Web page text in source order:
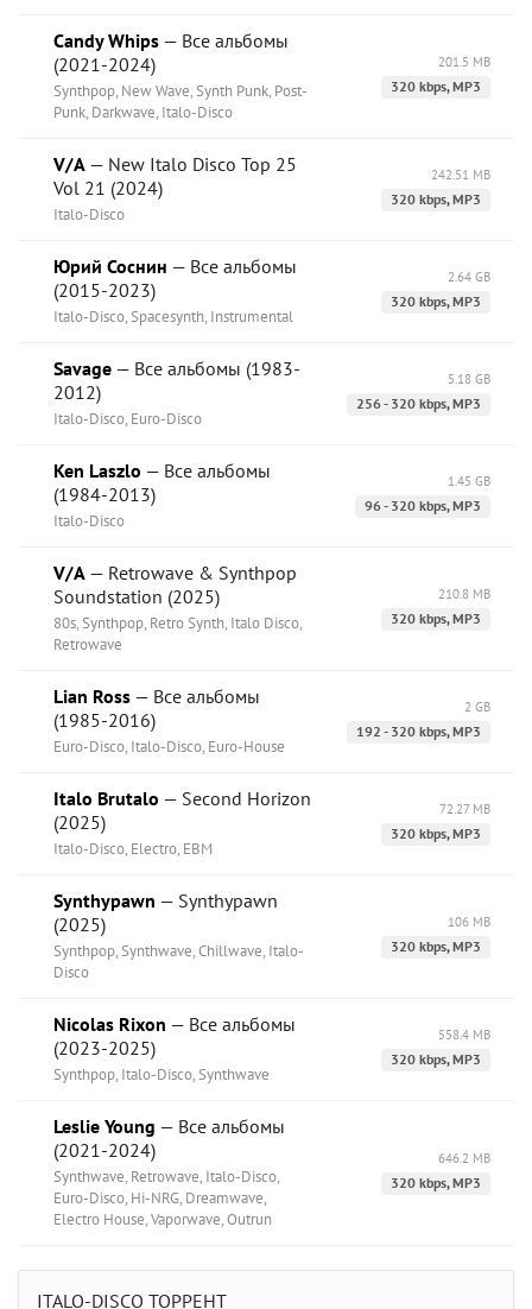
Candy Whips — Все альбомы
(2021-2024)
Synthpop, New Wave, Synth Punk, Post-
Punk, Darkwave, Italo-Disco
201.5 MB
320 kbps, MP3
V/A — New Italo Disco Top 25
Vol 21 (2024)
Italo-Disco
242.51 MB
320 kbps, MP3
Юрий Соснин — Все альбомы
(2015-2023)
Italo-Disco, Spacesynth, Instrumental
2.64 GB
320 kbps, MP3
Savage — Все альбомы (1983-
2012)
Italo-Disco, Euro-Disco
5.18 GB
256 - 320 kbps, MP3
Ken Laszlo — Все альбомы
(1984-2013)
Italo-Disco
1.45 GB
96 - 320 kbps, MP3
V/A — Retrowave & Synthpop
Soundstation (2025)
80s, Synthpop, Retro Synth, Italo Disco,
Retrowave
210.8 MB
320 kbps, MP3
Lian Ross — Все альбомы
(1985-2016)
Euro-Disco, Italo-Disco, Euro-House
2 GB
192 - 320 kbps, MP3
Italo Brutalo — Second Horizon
(2025)
Italo-Disco, Electro, EBM
72.27 MB
320 kbps, MP3
Synthypawn — Synthypawn
(2025)
Synthpop, Synthwave, Chillwave, Italo-
Disco
106 MB
320 kbps, MP3
Nicolas Rixon — Все альбомы
(2023-2025)
Synthpop, Italo-Disco, Synthwave
558.4 MB
320 kbps, MP3
Leslie Young — Все альбомы
(2021-2024)
Synthwave, Retrowave, Italo-Disco,
Euro-Disco, Hi-NRG, Dreamwave,
Electro House, Vaporwave, Outrun
646.2 MB
320 kbps, MP3
ITALO-DISCO ТОРРЕНТ